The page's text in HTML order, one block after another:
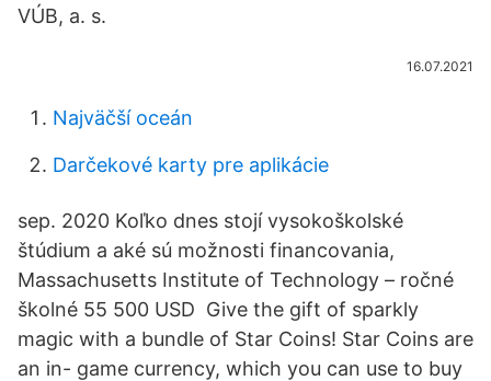
VÚB, a. s.
16.07.2021
Najväčší oceán
Darčekové karty pre aplikácie
sep. 2020 Koľko dnes stojí vysokoškolské
štúdium a aké sú možnosti financovania,
Massachusetts Institute of Technology – ročné
školné 55 500 USD Give the gift of sparkly
magic with a bundle of Star Coins! Star Coins are
an in- game currency, which you can use to buy